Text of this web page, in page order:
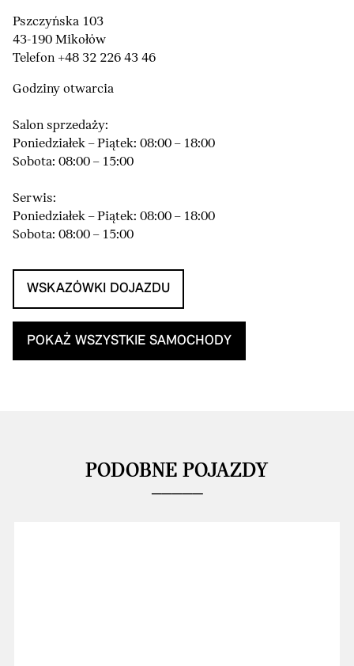
Pszczyńska 103
43-190 Mikołów
Telefon +48 32 226 43 46
Godziny otwarcia
Salon sprzedaży:
Poniedziałek – Piątek: 08:00 – 18:00
Sobota: 08:00 – 15:00
Serwis:
Poniedziałek – Piątek: 08:00 – 18:00
Sobota: 08:00 – 15:00
WSKAZÓWKI DOJAZDU
POKAŻ WSZYSTKIE SAMOCHODY
PODOBNE POJAZDY